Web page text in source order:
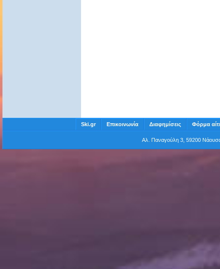
Ski.gr Επικοινωνία Διαφημίσεις Φόρμα
Αλ. Παναγούλη 3, 59200